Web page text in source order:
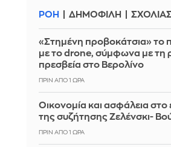
ΡΟΗ ΔΗΜΟΦΙΛΗ
«Στημένη προβοκάτσια» το
με το drone, σύμφωνα με τη
πρεσβεία στο Βερολίνο
ΠΡΙΝ ΑΠΌ 1 ΏΡΑ
Οικονομία και ασφάλεια στο
της συζήτησης Ζελένσκι-
ΠΡΙΝ ΑΠΌ 1 ΏΡΑ